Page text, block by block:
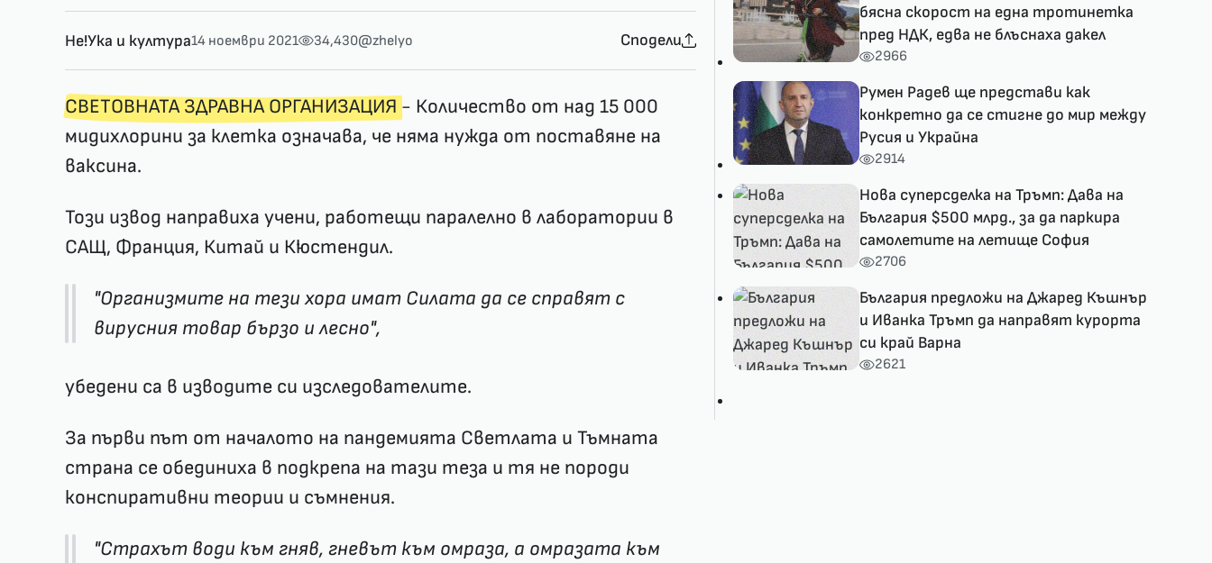
Не!Ука и култура14 ноември 2021 34,430@zhelyo Сподели
СВЕТОВНАТА ЗДРАВНА ОРГАНИЗАЦИЯ - Количество от над 15 000
мидихлорини за клетка означава, че няма нужда от поставяне на
ваксина.
Този извод направиха учени, работещи паралелно в лаборатории в
САЩ, Франция, Китай и Кюстендил.
"Организмите на тези хора имат Силата да се справят с
вирусния товар бързо и лесно",
убедени са в изводите си изследователите.
За първи път от началото на пандемията Светлата и Тъмната
страна се обединиха в подкрепа на тази теза и тя не породи
конспиративни теории и съмнения.
"Страхът води към гняв, гневът към омраза, а омразата към
бясна скорост на една тротинетка
пред НДК, едва не блъснаха дакел
2966
Румен Радев ще представи как
конкретно да се стигне до мир между
Русия и Украйна
2914
Нова суперсделка на Тръмп: Дава на
България $500 млрд., за да паркира
самолетите на летище София
2706
България предложи на Джаред Къшнър
и Иванка Тръмп да направят курорта
си край Варна
2621